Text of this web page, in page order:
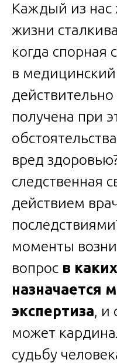
Каждый из нас
жизни
когда спорная
в
получена при
вред
следственная
действием
моменты
вопрос в
назначается
экспертиза, и
может
судьбу